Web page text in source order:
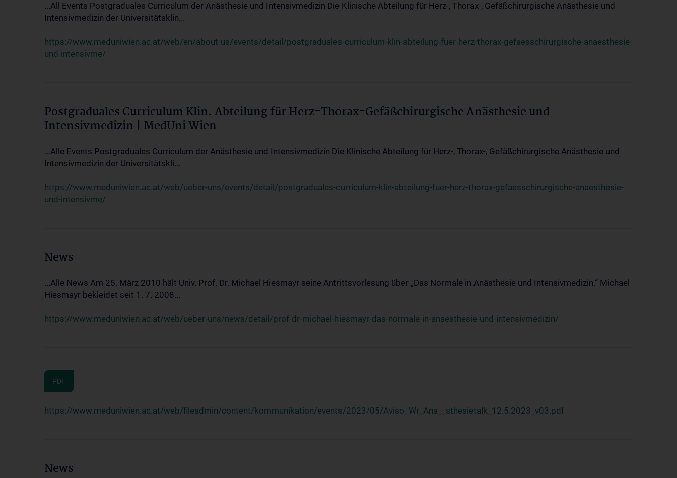
...All Events Postgraduales Curriculum der Anästhesie und Intensivmedizin Die Klinische Abteilung für Herz-, Thorax-, Gefäßchirurgische Anästhesie und
Intensivmedizin der Universitätsklin...
https://www.meduniwien.ac.at/web/en/about-us/events/detail/postgraduales-curriculum-klin-abteilung-fuer-herz-thorax-gefaesschirurgische-anaesthesie-
und-intensivme/
Postgraduales Curriculum Klin. Abteilung für Herz-Thorax-Gefäßchirurgische Anästhesie und
Intensivmedizin | MedUni Wien
...Alle Events Postgraduales Curriculum der Anästhesie und Intensivmedizin Die Klinische Abteilung für Herz-, Thorax-, Gefäßchirurgische Anästhesie und
Intensivmedizin der Universitätskli...
https://www.meduniwien.ac.at/web/ueber-uns/events/detail/postgraduales-curriculum-klin-abteilung-fuer-herz-thorax-gefaesschirurgische-anaesthesie-
und-intensivme/
News
...Alle News Am 25. März 2010 hält Univ. Prof. Dr. Michael Hiesmayr seine Antrittsvorlesung über „Das Normale in Anästhesie und Intensivmedizin.“ Michael
Hiesmayr bekleidet seit 1. 7. 2008...
https://www.meduniwien.ac.at/web/ueber-uns/news/detail/prof-dr-michael-hiesmayr-das-normale-in-anaesthesie-und-intensivmedizin/
PDF
https://www.meduniwien.ac.at/web/fileadmin/content/kommunikation/events/2023/05/Aviso_Wr_Ana__sthesietalk_12.5.2023_v03.pdf
News